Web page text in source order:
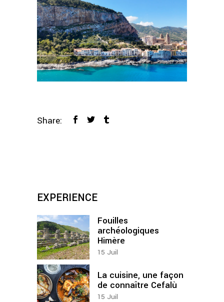
Share:
EXPERIENCE
Fouilles
archéologiques
Himère
15 Juil
La cuisine, une façon
de connaître Cefalù
15 Juil